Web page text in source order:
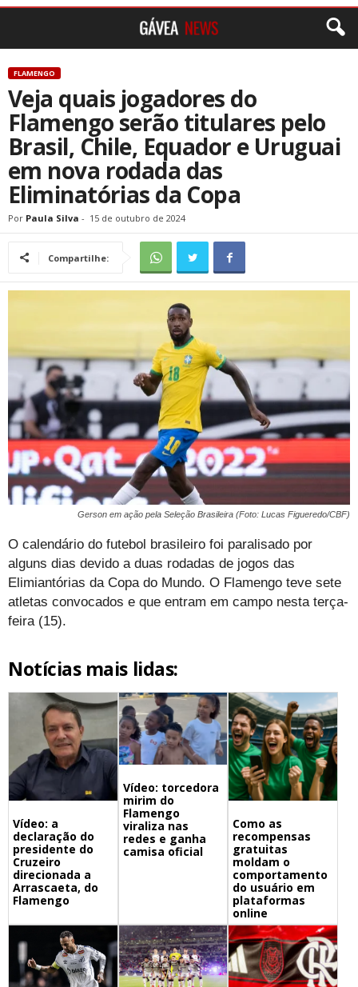
FLAMENGO
Veja quais jogadores do
Flamengo serão titulares pelo
Brasil, Chile, Equador e Uruguai
em nova rodada das
Eliminatórias da Copa
Por Paula Silva - 15 de outubro de 2024
Compartilhe:
Gerson em ação pela Seleção Brasileira (Foto: Lucas Figueredo/CBF)
O calendário do futebol brasileiro foi paralisado por
alguns dias devido a duas rodadas de jogos das
Elimiantórias da Copa do Mundo. O Flamengo teve sete
atletas convocados e que entram em campo nesta terça-
feira (15).
Notícias mais lidas:
Vídeo: a
declaração do
presidente do
Cruzeiro
direcionada a
Arrascaeta, do
Flamengo
Vídeo: torcedora
mirim do
Flamengo
viraliza nas
redes e ganha
camisa oficial
Como as
recompensas
gratuitas
moldam o
comportamento
do usuário em
plataformas
online